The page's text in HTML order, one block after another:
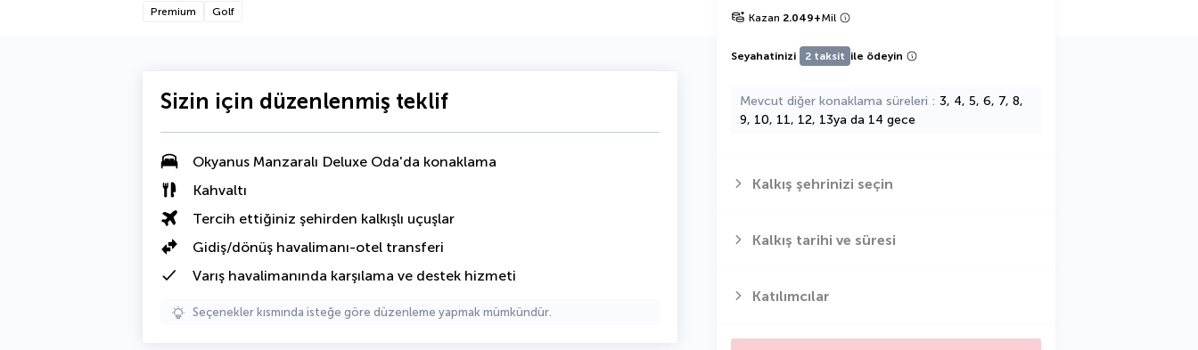
Premium Golf Kazan 2.049+Mil
Seyahatinizi 2 taksit ile ödeyin
Mevcut diğer konaklama süreleri
3, 4, 5, 6, 7, 8,
9, 10, 11, 12, 13ya da 14 gece
Kalkış şehrinizi seçin
Kalkış tarihi ve süresi
Katılımcılar
Sizin için düzenlenmiş teklif
Okyanus Manzaralı Deluxe Oda'da konaklama
Kahvaltı
Tercih ettiğiniz şehirden kalkışlı uçuşlar
Gidiş/dönüş havalimanı-otel transferi
Varış havalimanında karşılama ve destek hizmeti
Seçenekler kısmında isteğe göre düzenleme yapmak mümkündür.